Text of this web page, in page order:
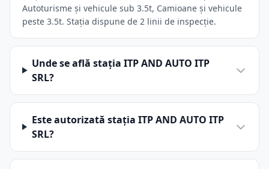
Autoturisme și vehicule sub 3.5t, Camioane și vehicule
peste 3.5t. Stația dispune de 2 linii de inspecție.
Unde se află stația ITP AND AUTO ITP
SRL?
Este autorizată stația ITP AND AUTO ITP
SRL?